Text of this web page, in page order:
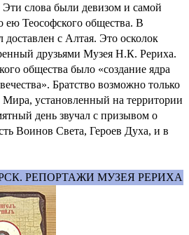
слова были девизом и самой
ею Теософского общества. В
с Алтая. Это осколок
друзьями Музея Н.К. Рериха.
общества было «создание ядра
Братство возможно только
установленный на территории
день звучал с призывом о
Воинов Света, Героев Духа, и в
РЕПОРТАЖИ МУЗЕЯ РЕРИХА